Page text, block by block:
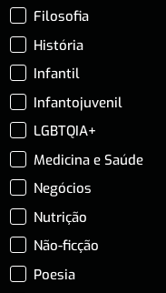
Filosofia
História
Infantil
Infantojuvenil
LGBTQIA+
Medicina e Saúde
Negócios
Nutrição
Não-ficção
Poesia